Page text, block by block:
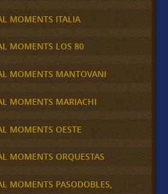
MOMENTS ITALIA
MOMENTS LOS 80
MOMENTS MANTOVANI
MOMENTS MARIACHI
MOMENTS OESTE
MOMENTS ORQUESTAS
MOMENTS PASODOBLES,